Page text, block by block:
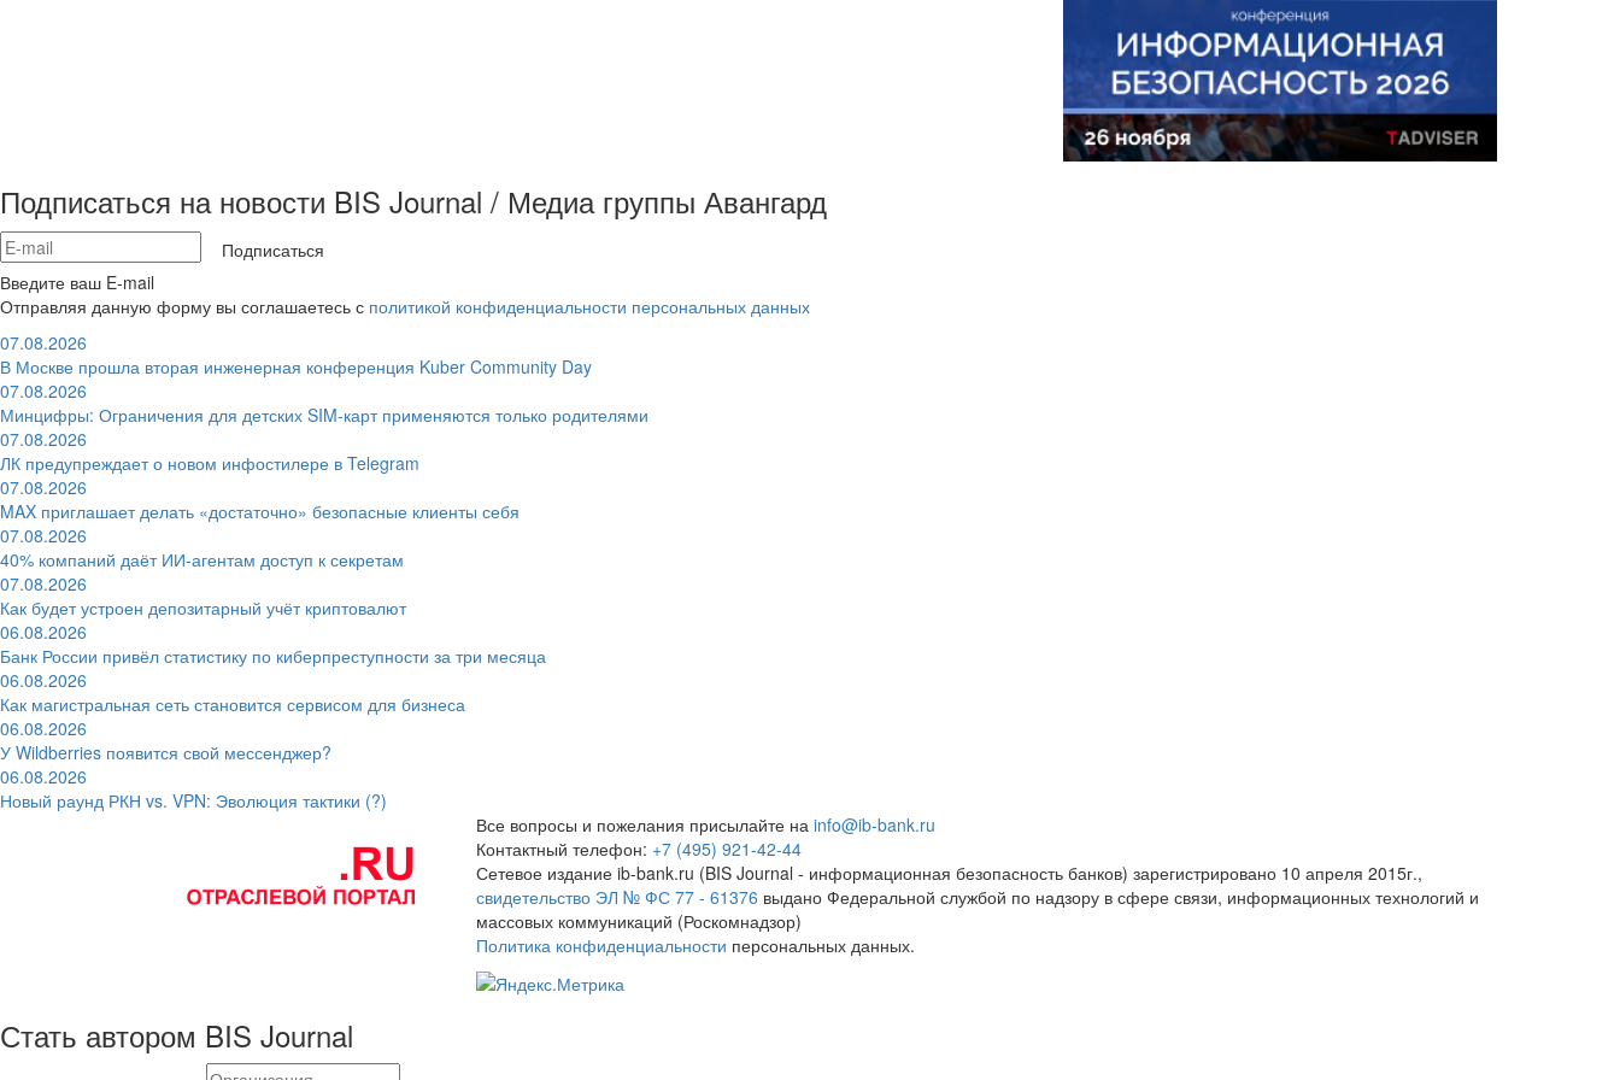
Подписаться на новости BIS Journal / Медиа группы Авангард
Подписаться
Введите ваш E-mail
Отправляя данную форму вы соглашаетесь с политикой конфиденциальности персональных данных
07.08.2026
В Москве прошла вторая инженерная конференция Kuber Community Day
07.08.2026
Минцифры: Ограничения для детских SIM-карт применяются только родителями
07.08.2026
ЛК предупреждает о новом инфостилере в Telegram
07.08.2026
MAX приглашает делать «достаточно» безопасные клиенты себя
07.08.2026
40% компаний даёт ИИ‑агентам доступ к секретам
07.08.2026
Как будет устроен депозитарный учёт криптовалют
06.08.2026
Банк России привёл статистику по киберпреступности за три месяца
06.08.2026
Как магистральная сеть становится сервисом для бизнеса
06.08.2026
У Wildberries появится свой мессенджер?
06.08.2026
Новый раунд РКН vs. VPN: Эволюция тактики (?)
Все вопросы и пожелания присылайте на info@ib-bank.ru
Контактный телефон: +7 (495) 921-42-44
Сетевое издание ib-bank.ru (BIS Journal - информационная безопасность банков) зарегистрировано 10 апреля 2015г.,
свидетельство ЭЛ № ФС 77 - 61376 выдано Федеральной службой по надзору в сфере связи, информационных технологий и
массовых коммуникаций (Роскомнадзор)
Политика конфиденциальности персональных данных.
Стать автором BIS Journal